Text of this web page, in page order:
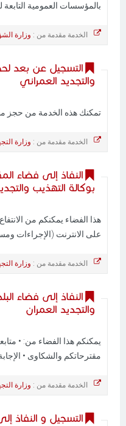
بالمؤسسات العمومية التابعة
الخدمة مقدمة من : وزارة
التسجيل عن بعد
والتجديد العمراني
تمكنك هذه الخدمة من حجز
الخدمة مقدمة من : وزارة
النفاذ إلى فضاء
بوكالة التهذيب
هذا الفضاء يمكنكم من
على الانترنت (الإجراءات
الخدمة مقدمة من : وزارة
النفاذ إلى فضاء
والتجديد العمران
يمكنكم هذا الفضاء من: •
مقترحاتكم والشكاوى •
الخدمة مقدمة من : وزارة
التسجيل و النفاذ